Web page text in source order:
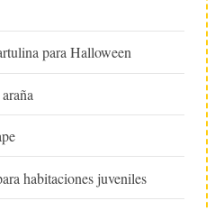
para Halloween
habitaciones juveniles